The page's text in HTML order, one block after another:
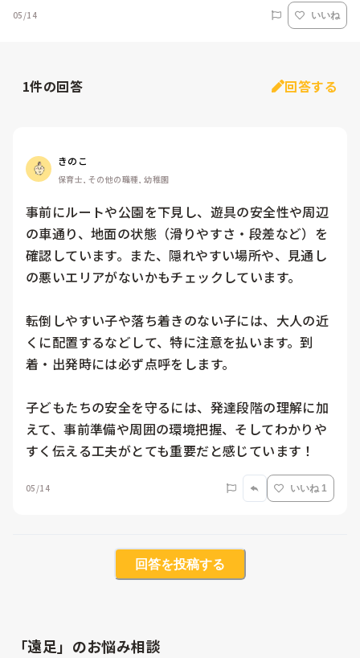
05/14 いいね
1件の回答 回答する
きのこ
保育士, その他の職種, 幼稚園
事前にルートや公園を下見し、遊具の安全性や周辺
の車通り、地面の状態（滑りやすさ・段差など）を
確認しています。また、隠れやすい場所や、見通し
の悪いエリアがないかもチェックしています。
転倒しやすい子や落ち着きのない子には、大人の近
くに配置するなどして、特に注意を払います。到
着・出発時には必ず点呼をします。
子どもたちの安全を守るには、発達段階の理解に加
えて、事前準備や周囲の環境把握、そしてわかりや
すく伝える工夫がとても重要だと感じています！
05/14 いいね 1
回答を投稿する
「遠足」のお悩み相談